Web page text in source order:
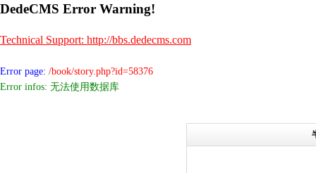
DedeCMS Error Warning!
Technical Support: http://bbs.dedecms.com
Error page: /book/story.php?id=58376
Error infos: 无法使用数据库